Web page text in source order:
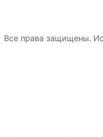
Все права защищены.